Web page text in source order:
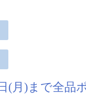
(月)まで全品